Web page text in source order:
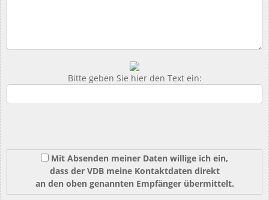
Bitte geben Sie hier den Text ein:
Mit Absenden meiner Daten willige ich ein,
dass der VDB meine Kontaktdaten direkt
an den oben genannten Empfänger übermittelt.